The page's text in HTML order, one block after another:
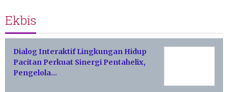
Ekbis
Dialog Interaktif Lingkungan Hidup
Pacitan Perkuat Sinergi Pentahelix,
Pengelola…